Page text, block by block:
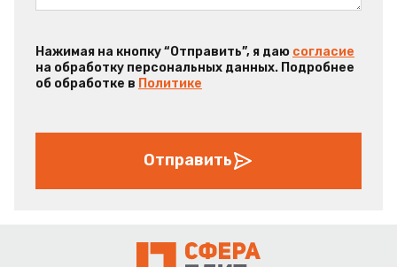
Нажимая на кнопку “Отправить”, я даю согласие
на обработку персональных данных. Подробнее
об обработке в Политике
Отправить